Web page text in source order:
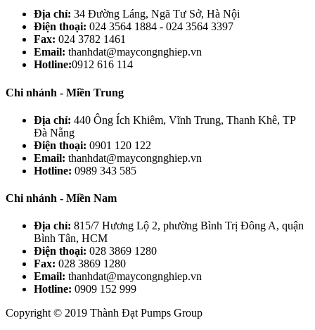
Địa chỉ: 34 Đường Láng, Ngã Tư Sở, Hà Nội
Điện thoại: 024 3564 1884 - 024 3564 3397
Fax: 024 3782 1461
Email: thanhdat@maycongnghiep.vn
Hotline:0912 616 114
Chi nhánh - Miền Trung
Địa chỉ: 440 Ông Ích Khiêm, Vĩnh Trung, Thanh Khê, TP
Đà Nẵng
Điện thoại: 0901 120 122
Email: thanhdat@maycongnghiep.vn
Hotline: 0989 343 585
Chi nhánh - Miền Nam
Địa chỉ: 815/7 Hương Lộ 2, phường Bình Trị Đông A, quận
Bình Tân, HCM
Điện thoại: 028 3869 1280
Fax: 028 3869 1280
Email: thanhdat@maycongnghiep.vn
Hotline: 0909 152 999
Copyright © 2019 Thành Đạt Pumps Group